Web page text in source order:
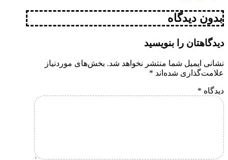
بدون دیدگاه
دیدگاهتان را بنویسید
نشانی ایمیل شما منتشر نخواهد شد. بخش‌های موردنیاز
علامت‌گذاری شده‌اند *
دیدگاه *